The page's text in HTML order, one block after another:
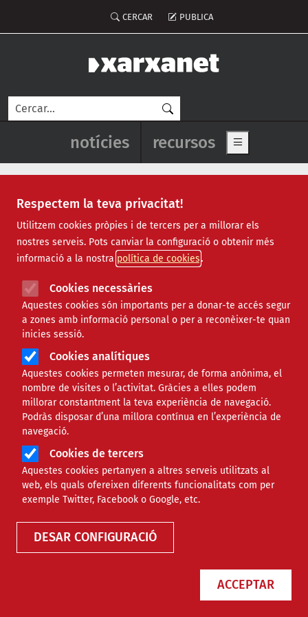
Respectem la teva privacitat!
Utilitzem cookies pròpies i de tercers per a millorar els
nostres serveis. Pots canviar la configuració o obtenir més
informació a la nostra política de cookies
Cookies necessàries
Aquestes cookies són importants per a donar-te accés segur
a zones amb informació personal o per a reconèixer-te quan
inicies sessió.
Cookies analítiques
Aquestes cookies permeten mesurar, de forma anònima, el
nombre de visites o l’activitat. Gràcies a elles podem
millorar constantment la teva experiència de navegació.
Podràs disposar d’una millora contínua en l’experiència de
navegació.
Cookies de tercers
Aquestes cookies pertanyen a altres serveis utilitzats al
web, els quals ofereixen diferents funcionalitats com per
exemple Twitter, Facebook o Google, etc.
DESAR CONFIGURACIÓ
ACCEPTAR
Menú del compte d'usuari
CERCAR PUBLICA
Cerca
Navegació principal de
notícies recursos Show main
riu ebre
Matilde Font: “Sempre que hi ha un
problema de recurs d’aigua, es
planteja un nou transvasament de
l’Ebre”
NOTÍCIES AMBIENTAL